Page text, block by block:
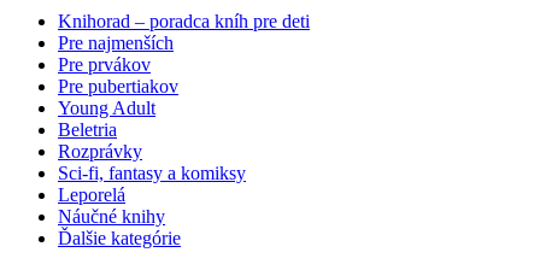
Knihorad – poradca kníh pre deti
Pre najmenších
Pre prvákov
Pre pubertiakov
Young Adult
Beletria
Rozprávky
Sci-fi, fantasy a komiksy
Leporelá
Náučné knihy
Ďalšie kategórie